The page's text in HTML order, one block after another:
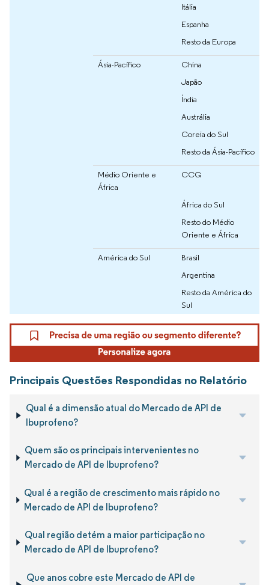
Itália
Espanha
Resto da Europa
Ásia-Pacífico
China
Japão
Índia
Austrália
Coreia do Sul
Resto da Ásia-Pacífico
Médio Oriente e
África
CCG
África do Sul
Resto do Médio
Oriente e África
América do Sul
Brasil
Argentina
Resto da América do
Sul
Principais Questões Respondidas no Relatório
Qual é a dimensão atual do Mercado de API de
Ibuprofeno?
Quem são os principais intervenientes no
Mercado de API de Ibuprofeno?
Qual é a região de crescimento mais rápido no
Mercado de API de Ibuprofeno?
Qual região detém a maior participação no
Mercado de API de Ibuprofeno?
Que anos cobre este Mercado de API de